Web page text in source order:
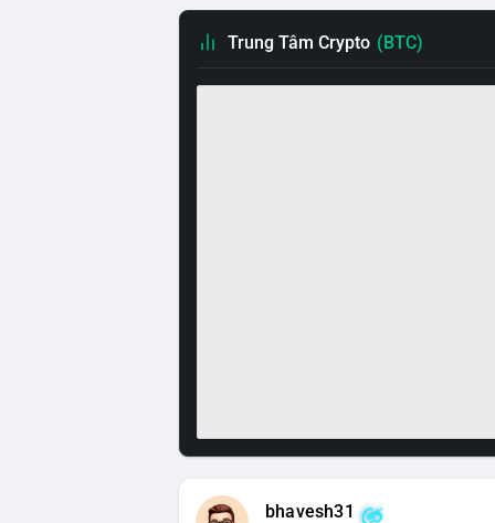
Trung Tâm Crypto (BTC)
bhavesh31